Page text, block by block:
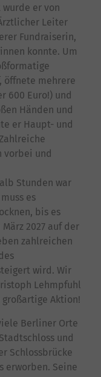
wurde er von
Leiter
Fundraiserin,
konnte. Um
öffnete mehrere
600 Euro!) und
Händen und
er Haupt- und
vorbei und
Stunden war
es
bis es
2027 auf der
zahlreichen
wird. Wir
Lehmpfuhl
Aktion!
Berliner Orte
und
Schlossbrücke
erworben. Seine